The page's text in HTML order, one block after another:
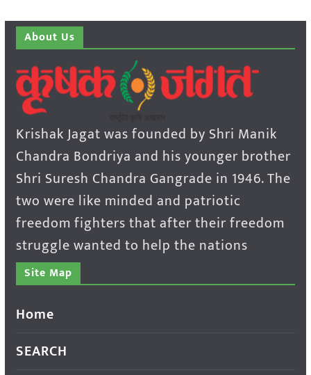
About Us
Krishak Jagat was founded by Shri Manik
Chandra Bondriya and his younger brother
Shri Suresh Chandra Gangrade in 1946. The
two were like minded and patriotic
freedom fighters that after their freedom
struggle wanted to help the nations
Site Map
Home
SEARCH